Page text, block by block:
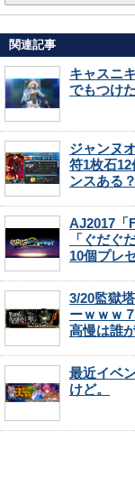
関連記事
キャスニ
でもつけ
ジャンヌ
符1枚石
ンスある
AJ2017「
「ぐだぐ
10個プレ
3/20監獄
ーｗｗｗ
高慢は誰
最近イベ
けど。